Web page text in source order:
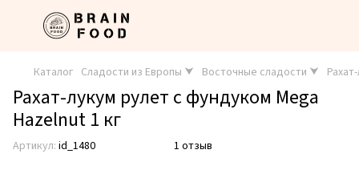
Каталог Сладости из Европы ⮟ Восточные сладости ⮟
Рахат-лукум рулет с фундуком Mega
Hazelnut 1 кг
Артикул: id_1480 1 отзыв